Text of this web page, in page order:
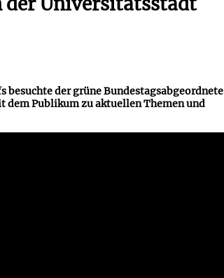
der grüne Bundestagsabgeordnete
dem Publikum zu aktuellen Themen und